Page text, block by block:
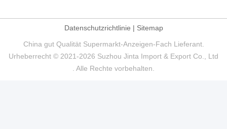
Datenschutzrichtlinie | Sitemap
China gut Qualität Supermarkt-Anzeigen-Fach Lieferant.
Urheberrecht © 2021-2026 Suzhou Jinta Import & Export Co., Ltd
. Alle Rechte vorbehalten.